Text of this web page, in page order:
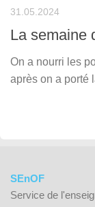
31.05.2024
La semaine
On a nourri les
après on a porté
SEnOF
Service de